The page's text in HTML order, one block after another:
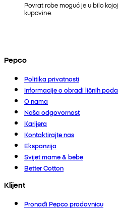
Povrat robe moguć je u bilo
kupovine.
Pepco
Politika privatnosti
Informacije o obradi ličnih
O nama
Naša odgovornost
Karijera
Kontaktirajte nas
Ekspanzija
Svijet mame & bebe
Better Cotton
Klijent
Pronađi Pepco prodavnicu